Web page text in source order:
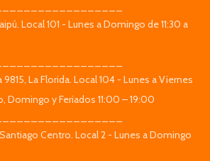
Local 101 - Lunes a Domingo de 11:30 a
La Florida. Local 104 - Lunes a Viernes
y Feriados 11:00 – 19:00
Centro. Local 2 - Lunes a Domingo